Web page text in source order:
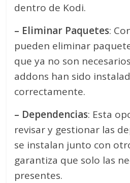
dentro de Kodi.
– Eliminar Paquetes:
pueden eliminar
que ya no son
addons han sido
correctamente.
– Dependencias: Esta
revisar y gestionar las
se instalan junto con
garantiza que solo las
presentes.